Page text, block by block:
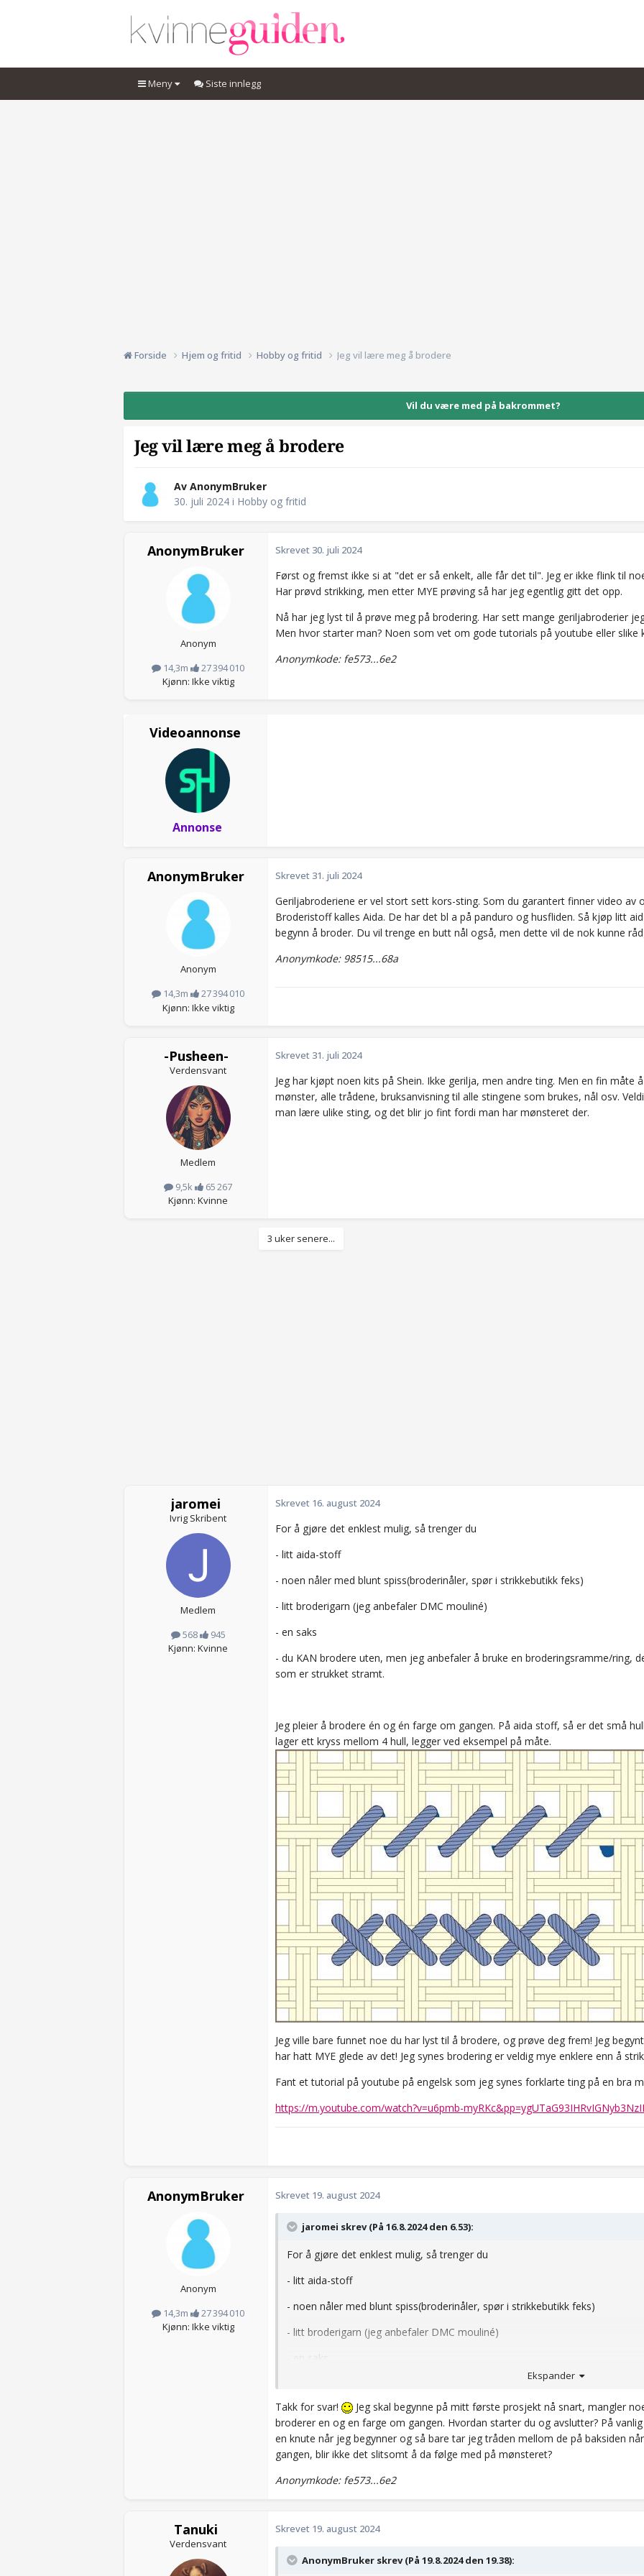
Meny Siste innlegg
Forside Hjem og fritid Hobby og fritid Jeg vil lære meg å brodere
Vil du være med på bakrommet?
Jeg vil lære meg å brodere
Av AnonymBruker
30. juli 2024 i Hobby og fritid
AnonymBruker
Anonym
14,3m
27 394 010
Kjønn: Ikke viktig
Skrevet 30. juli 2024
Først og fremst ikke si at "det er så enkelt, alle får det til". Jeg er ikke flink til
Har prøvd strikking, men etter MYE prøving så har jeg egentlig gitt det opp.
Nå har jeg lyst til å prøve meg på brodering. Har sett mange geriljabroderier
Men hvor starter man? Noen som vet om gode tutorials på youtube eller
Anonymkode: fe573...6e2
Videoannonse
Annonse
AnonymBruker
Anonym
14,3m
27 394 010
Kjønn: Ikke viktig
Skrevet 31. juli 2024
Geriljabroderiene er vel stort sett kors-sting. Som du garantert finner video av
Broderistoff kalles Aida. De har det bl a på panduro og husfliden. Så kjøp litt
begynn å broder. Du vil trenge en butt nål også, men dette vil de nok kunne
Anonymkode: 98515...68a
-Pusheen-
Verdensvant
Medlem
9,5k
65 267
Kjønn: Kvinne
Skrevet 31. juli 2024
Jeg har kjøpt noen kits på Shein. Ikke gerilja, men andre ting. Men en fin
mønster, alle trådene, bruksanvisning til alle stingene som brukes, nål osv.
man lære ulike sting, og det blir jo fint fordi man har mønsteret der.
3 uker senere...
jaromei
Ivrig Skribent
Medlem
568
945
Kjønn: Kvinne
Skrevet 16. august 2024
For å gjøre det enklest mulig, så trenger du
- litt aida-stoff
- noen nåler med blunt spiss(broderinåler, spør i strikkebutikk feks)
- litt broderigarn (jeg anbefaler DMC mouliné)
- en saks
- du KAN brodere uten, men jeg anbefaler å bruke en broderingsramme/ring,
som er strukket stramt.
Jeg pleier å brodere én og én farge om gangen. På aida stoff, så er det små
lager ett kryss mellom 4 hull, legger ved eksempel på måte.
Jeg ville bare funnet noe du har lyst til å brodere, og prøve deg frem! Jeg
har hatt MYE glede av det! Jeg synes brodering er veldig mye enklere enn å
Fant et tutorial på youtube på engelsk som jeg synes forklarte ting på en bra
https://m.youtube.com/watch?v=u6pmb-
AnonymBruker
Anonym
14,3m
27 394 010
Kjønn: Ikke viktig
Skrevet 19. august 2024
jaromei skrev (På 16.8.2024 den 6.53):
For å gjøre det enklest mulig, så trenger du
- litt aida-stoff
- noen nåler med blunt spiss(broderinåler, spør i strikkebutikk feks)
- litt broderigarn (jeg anbefaler DMC mouliné)
- en saks
- du KAN brodere uten, men jeg anbefaler å bruke en broderingsramme/
aida som er strukket stramt.
Jeg pleier å brodere én og én farge om gangen. På aida stoff, så er det
Ekspander
Takk for svar!
Jeg skal begynne på mitt første prosjekt nå snart, mangler
broderer en og en farge om gangen. Hvordan starter du og avslutter? På
en knute når jeg begynner og så bare tar jeg tråden mellom de på baksiden
gangen, blir ikke det slitsomt å da følge med på mønsteret?
Anonymkode: fe573...6e2
Tanuki
Verdensvant
Skrevet 19. august 2024
AnonymBruker skrev (På 19.8.2024 den 19.38):